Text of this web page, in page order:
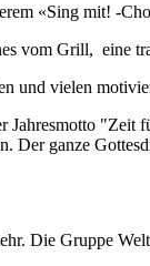
«Sing mit! -
vom Grill, eine
und vielen
Jahresmotto
Der ganze
Die Gruppe